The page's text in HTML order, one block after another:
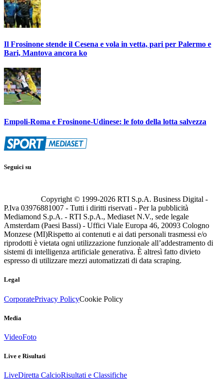
Il Frosinone stende il Cesena e vola in vetta, pari per Palermo e
Bari, Mantova ancora ko
Empoli-Roma e Frosinone-Udinese: le foto della lotta salvezza
Seguici su
Copyright © 1999-2026 RTI S.p.A. Business Digital -
P.Iva 03976881007 - Tutti i diritti riservati - Per la pubblicità
Mediamond S.p.A. - RTI S.p.A., Mediaset N.V., sede legale
Amsterdam (Paesi Bassi) - Uffici Viale Europa 46, 20093 Cologno
Monzese (MI)Rispetto ai contenuti e ai dati personali trasmessi e/o
riprodotti è vietata ogni utilizzazione funzionale all’addestramento di
sistemi di intelligenza artificiale generativa. È altresì fatto divieto
espresso di utilizzare mezzi automatizzati di data scraping.
Legal
CorporatePrivacy PolicyCookie Policy
Media
VideoFoto
Live e Risultati
LiveDiretta CalcioRisultati e Classifiche